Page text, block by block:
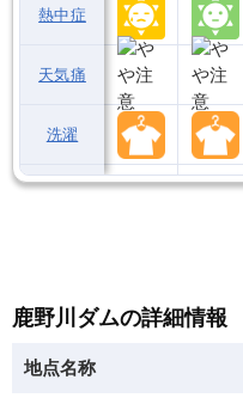
熱中症
天気痛
洗濯
鹿野川ダムの詳細情報
地点名称